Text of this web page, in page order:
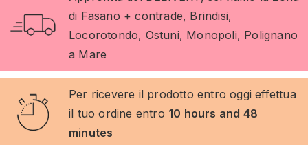
di Fasano + contrade, Brindisi,
Locorotondo, Ostuni, Monopoli, Polignano
a Mare
Per ricevere il prodotto entro oggi effettua
il tuo ordine entro 10 hours and 48
minutes